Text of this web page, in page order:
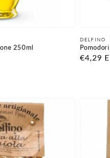
250ml
DELFINO
Prezzo
€4,29